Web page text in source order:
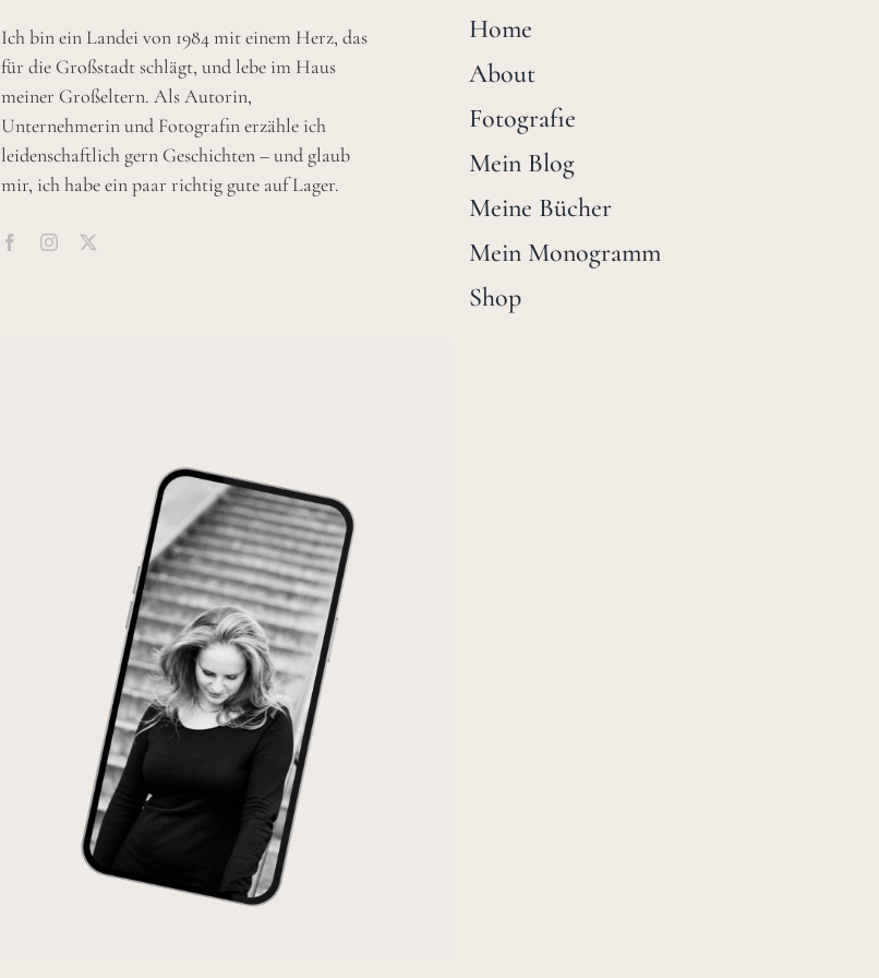
Ich bin ein Landei von 1984 mit einem Herz, das
für die Großstadt schlägt, und lebe im Haus
meiner Großeltern. Als Autorin,
Unternehmerin und Fotografin erzähle ich
leidenschaftlich gern Geschichten – und glaub
mir, ich habe ein paar richtig gute auf Lager.
Home
About
Fotografie
Mein Blog
Meine Bücher
Mein Monogramm
Shop